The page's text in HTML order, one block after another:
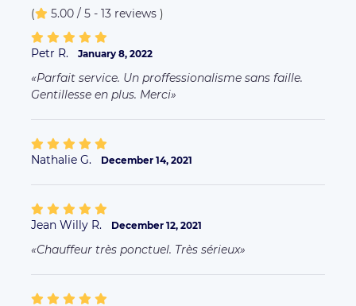
( 5.00 / 5 - 13 reviews )
Petr R. January 8, 2022
Parfait service. Un proffessionalisme sans faille.
Gentillesse en plus. Merci
Nathalie G. December 14, 2021
Jean Willy R. December 12, 2021
Chauffeur très ponctuel. Très sérieux